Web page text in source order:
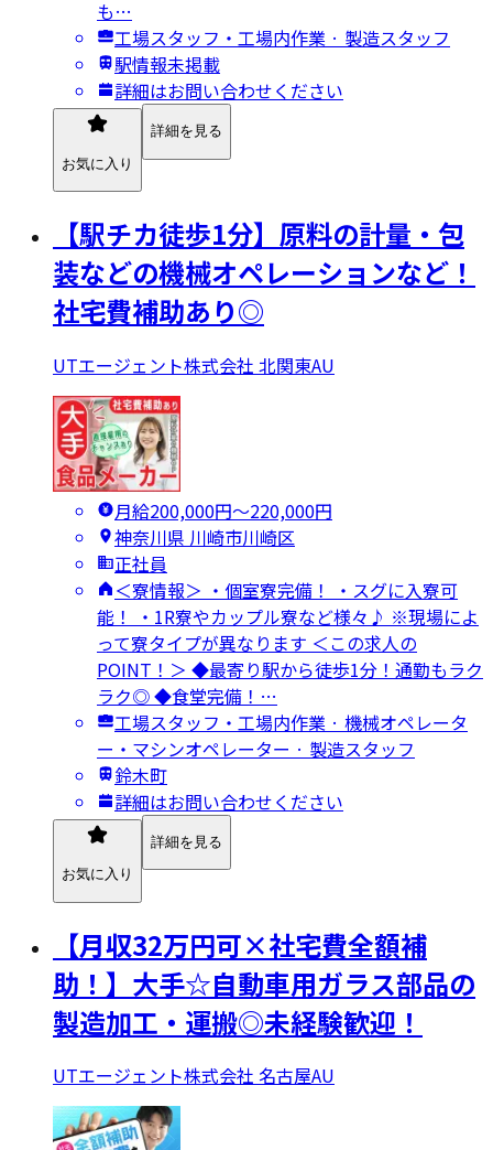
も…
工場スタッフ・工場内作業 · 製造スタッフ
駅情報未掲載
詳細はお問い合わせください
お気に入り
詳細を見る
【駅チカ徒歩1分】原料の計量・包
装などの機械オペレーションなど！
社宅費補助あり◎
UTエージェント株式会社 北関東AU
月給200,000円〜220,000円
神奈川県 川崎市川崎区
正社員
＜寮情報＞ ・個室寮完備！ ・スグに入寮可
能！ ・1R寮やカップル寮など様々♪ ※現場によ
って寮タイプが異なります ＜この求人の
POINT！＞ ◆最寄り駅から徒歩1分！通勤もラク
ラク◎ ◆食堂完備！…
工場スタッフ・工場内作業 · 機械オペレータ
ー・マシンオペレーター · 製造スタッフ
鈴木町
詳細はお問い合わせください
お気に入り
詳細を見る
【月収32万円可×社宅費全額補
助！】大手☆自動車用ガラス部品の
製造加工・運搬◎未経験歓迎！
UTエージェント株式会社 名古屋AU